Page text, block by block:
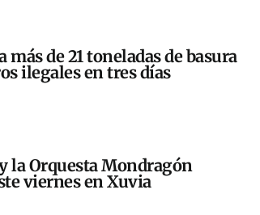
de 21 toneladas de basura
ilegales en tres días
la Orquesta Mondragón
viernes en Xuvia